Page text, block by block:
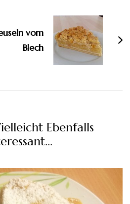
vom
Blech
Ebenfalls